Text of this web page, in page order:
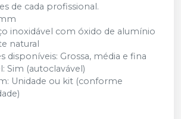
de cada profissional.
inoxidável com óxido de alumínio
natural
disponíveis: Grossa, média e fina
Sim (autoclavável)
Unidade ou kit (conforme